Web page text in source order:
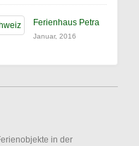
Ferienhaus Petra
Januar, 2016
in der